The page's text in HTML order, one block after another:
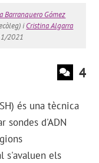
Barranquero Gómez
iCristina Algarra
2021
4
és una tècnica
sondes d'ADN
s'avaluen els